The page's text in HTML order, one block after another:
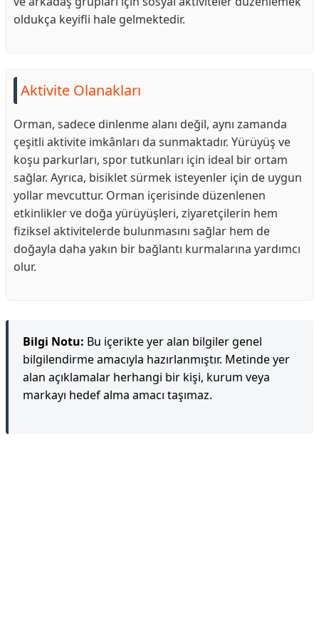
oldukça keyifli hale gelmektedir.
Aktivite Olanakları
Orman, sadece dinlenme alanı değil, aynı zamanda
çeşitli aktivite imkânları da sunmaktadır. Yürüyüş ve
koşu parkurları, spor tutkunları için ideal bir ortam
sağlar. Ayrıca, bisiklet sürmek isteyenler için de uygun
yollar mevcuttur. Orman içerisinde düzenlenen
etkinlikler ve doğa yürüyüşleri, ziyaretçilerin hem
fiziksel aktivitelerde bulunmasını sağlar hem de
doğayla daha yakın bir bağlantı kurmalarına yardımcı
olur.
Bilgi Notu: Bu içerikte yer alan bilgiler genel
bilgilendirme amacıyla hazırlanmıştır. Metinde yer
alan açıklamalar herhangi bir kişi, kurum veya
markayı hedef alma amacı taşımaz.